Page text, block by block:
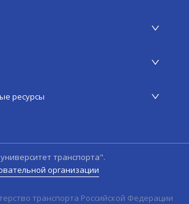
ресурсы
транспорта".
организации
транспорта Российской Федерации